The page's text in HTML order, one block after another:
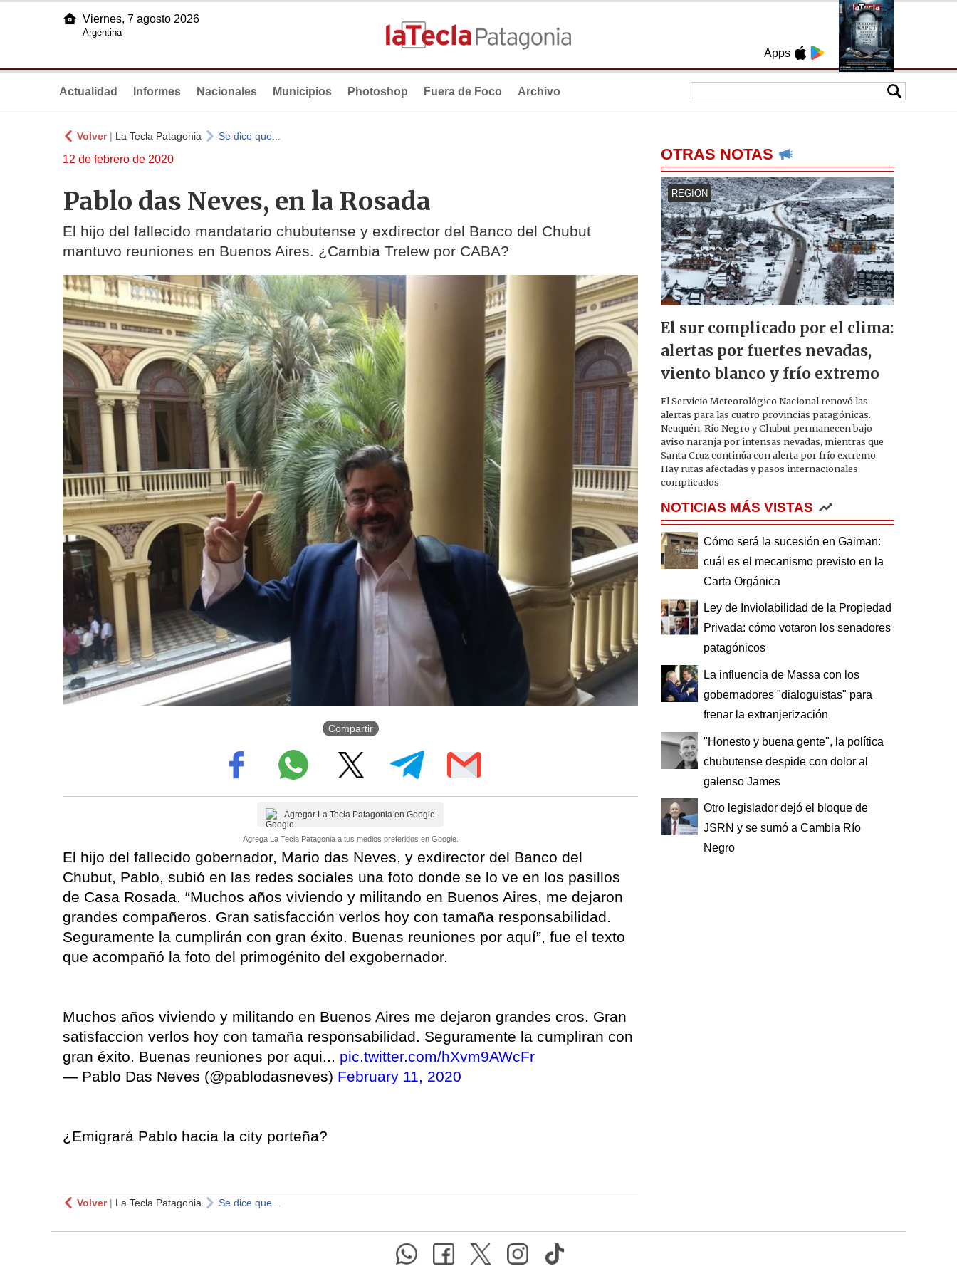
Apps
Viernes, 7 agosto 2026
Argentina
Actualidad Informes Nacionales Municipios Photoshop Fuera de Foco Archivo
Volver| La Tecla Patagonia Se dice que...
12 de febrero de 2020
Pablo das Neves, en la Rosada
El hijo del fallecido mandatario chubutense y exdirector del Banco del Chubut
mantuvo reuniones en Buenos Aires. ¿Cambia Trelew por CABA?
Compartir
Agregar La Tecla Patagonia en Google
Agrega La Tecla Patagonia a tus medios preferidos en Google.
El hijo del fallecido gobernador, Mario das Neves, y exdirector del Banco del
Chubut, Pablo, subió en las redes sociales una foto donde se lo ve en los pasillos
de Casa Rosada. “Muchos años viviendo y militando en Buenos Aires, me dejaron
grandes compañeros. Gran satisfacción verlos hoy con tamaña responsabilidad.
Seguramente la cumplirán con gran éxito. Buenas reuniones por aquí”, fue el texto
que acompañó la foto del primogénito del exgobernador.
Muchos años viviendo y militando en Buenos Aires me dejaron grandes cros. Gran
satisfaccion verlos hoy con tamaña responsabilidad. Seguramente la cumpliran con
gran éxito. Buenas reuniones por aqui... pic.twitter.com/hXvm9AWcFr
— Pablo Das Neves (@pablodasneves) February 11, 2020
¿Emigrará Pablo hacia la city porteña?
Volver| La Tecla Patagonia Se dice que...
OTRAS NOTAS
REGION
El sur complicado por el clima:
alertas por fuertes nevadas,
viento blanco y frío extremo
El Servicio Meteorológico Nacional renovó las
alertas para las cuatro provincias patagónicas.
Neuquén, Río Negro y Chubut permanecen bajo
aviso naranja por intensas nevadas, mientras que
Santa Cruz continúa con alerta por frío extremo.
Hay rutas afectadas y pasos internacionales
complicados
NOTICIAS MÁS VISTAS
Cómo será la sucesión en Gaiman:
cuál es el mecanismo previsto en la
Carta Orgánica
Ley de Inviolabilidad de la Propiedad
Privada: cómo votaron los senadores
patagónicos
La influencia de Massa con los
gobernadores "dialoguistas" para
frenar la extranjerización
"Honesto y buena gente", la política
chubutense despide con dolor al
galenso James
Otro legislador dejó el bloque de
JSRN y se sumó a Cambia Río
Negro